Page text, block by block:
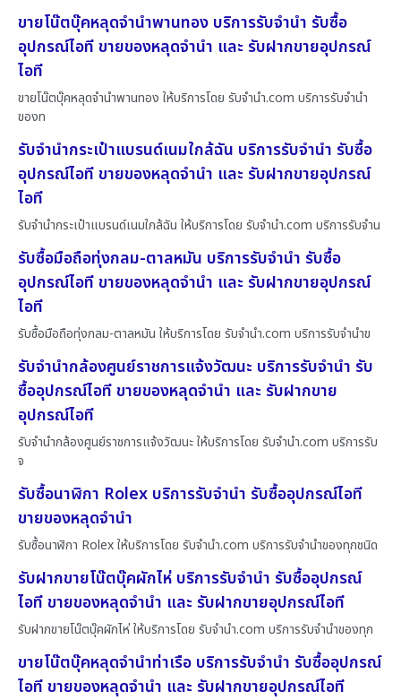
ขายโน๊ตบุ๊คหลุดจำนำพานทอง บริการรับจำนำ รับซื้อ
อุปกรณ์ไอที ขายของหลุดจำนำ และ รับฝากขายอุปกรณ์
ไอที
ขายโน๊ตบุ๊คหลุดจำนำพานทอง ให้บริการโดย รับจํานํา.com บริการรับจำนำ
ของท
รับจำนำกระเป๋าแบรนด์เนมใกล้ฉัน บริการรับจำนำ รับซื้อ
อุปกรณ์ไอที ขายของหลุดจำนำ และ รับฝากขายอุปกรณ์
ไอที
รับจำนำกระเป๋าแบรนด์เนมใกล้ฉัน ให้บริการโดย รับจํานํา.com บริการรับจำน
รับซื้อมือถือทุ่งกลม-ตาลหมัน บริการรับจำนำ รับซื้อ
อุปกรณ์ไอที ขายของหลุดจำนำ และ รับฝากขายอุปกรณ์
ไอที
รับซื้อมือถือทุ่งกลม-ตาลหมัน ให้บริการโดย รับจํานํา.com บริการรับจำนำข
รับจำนำกล้องศูนย์ราชการแจ้งวัฒนะ บริการรับจำนำ รับ
ซื้ออุปกรณ์ไอที ขายของหลุดจำนำ และ รับฝากขาย
อุปกรณ์ไอที
รับจำนำกล้องศูนย์ราชการแจ้งวัฒนะ ให้บริการโดย รับจํานํา.com บริการรับ
จ
รับซื้อนาฬิกา Rolex บริการรับจำนำ รับซื้ออุปกรณ์ไอที
ขายของหลุดจำนำ
รับซื้อนาฬิกา Rolex ให้บริการโดย รับจํานํา.com บริการรับจำนำของทุกชนิด
รับฝากขายโน๊ตบุ๊คผักไห่ บริการรับจำนำ รับซื้ออุปกรณ์
ไอที ขายของหลุดจำนำ และ รับฝากขายอุปกรณ์ไอที
รับฝากขายโน๊ตบุ๊คผักไห่ ให้บริการโดย รับจํานํา.com บริการรับจำนำของทุก
ขายโน๊ตบุ๊คหลุดจำนำท่าเรือ บริการรับจำนำ รับซื้ออุปกรณ์
ไอที ขายของหลุดจำนำ และ รับฝากขายอุปกรณ์ไอที